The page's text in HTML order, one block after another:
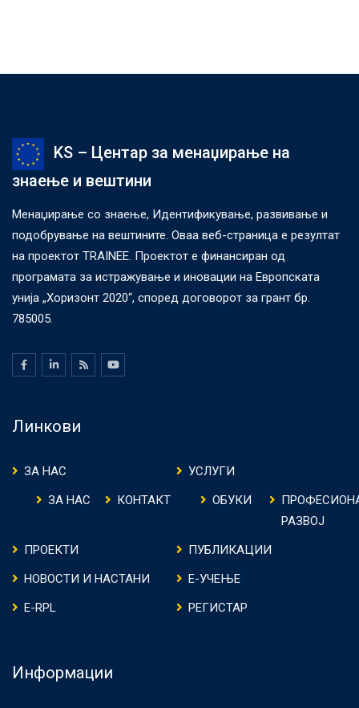
KS – Центар за менаџирање на
знаење и вештини
Менаџирање со знаење, Идентификување, развивање и
подобрување на вештините. Оваа веб-страница е резултат
на проектот TRAINEE. Проектот е финансиран од
програмата за истражување и иновации на Европската
унија „Хоризонт 2020“, според договорот за грант бр.
785005.
Линкови
ЗА НАС
ЗА НАС
КОНТАКТ
УСЛУГИ
ОБУКИ
РАЗВОЈ
ПРОЕКТИ
ПУБЛИКАЦИИ
НОВОСТИ И НАСТАНИ
Е-УЧЕЊЕ
E-RPL
РЕГИСТАР
Информации